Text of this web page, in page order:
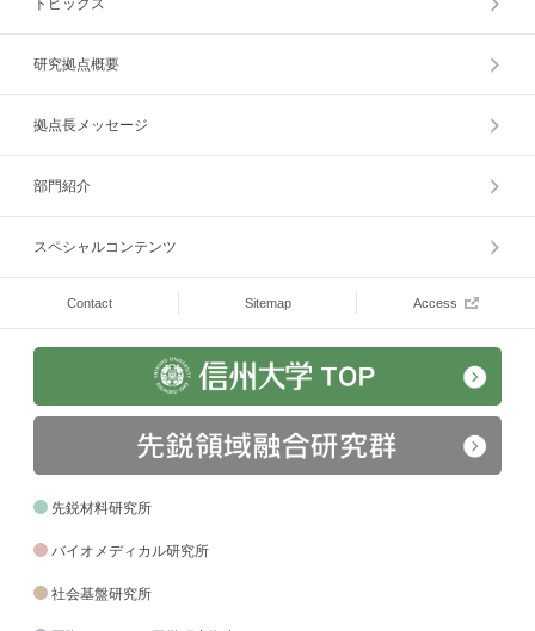
トピックス
研究拠点概要
拠点長メッセージ
部門紹介
スペシャルコンテンツ
Contact Sitemap Access
先鋭材料研究所
バイオメディカル研究所
社会基盤研究所